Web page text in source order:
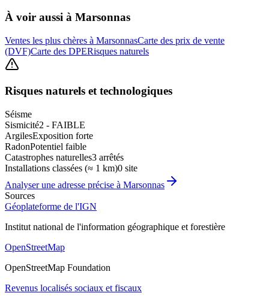
À voir aussi à Marsonnas
Ventes les plus chères à MarsonnasCarte des prix de vente
(DVF)Carte des DPERisques naturels
Risques naturels et technologiques
Séisme
Sismicité2 - FAIBLE
ArgilesExposition forte
RadonPotentiel faible
Catastrophes naturelles3 arrêtés
Installations classées (≈ 1 km)0 site
Analyser une adresse précise à Marsonnas
Sources
Géoplateforme de l'IGN
Institut national de l'information géographique et forestière
OpenStreetMap
OpenStreetMap Foundation
Revenus localisés sociaux et fiscaux